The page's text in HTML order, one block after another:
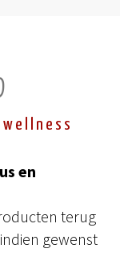
en
terug
gewenst